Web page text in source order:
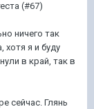
(#67)
ничего так
хотя я и буду
в край, так в
сейчас. Глянь